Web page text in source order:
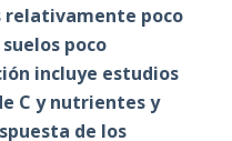
relativamente poco
poco
incluye estudios
C y nutrientes y
de los